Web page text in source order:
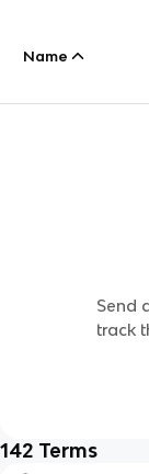
Name
Send
track
142 Terms